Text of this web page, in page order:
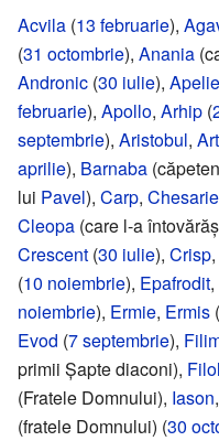
Acvila (13 februarie),
(31 octombrie), Anania
Andronic (30 iulie), Apelie
februarie), Apollo, Arhip (
septembrie), Aristobul,
aprilie), Barnaba
lui Pavel), Carp, Chesarie
Cleopa (care l-a
Crescent (30 iulie), Crisp,
(10 noiembrie), Epafrodit,
noiembrie), Ermie, Ermis
Evod (7 septembrie),
primii Șapte diaconi),
(Fratele Domnului), Iason,
(fratele Domnului) (30